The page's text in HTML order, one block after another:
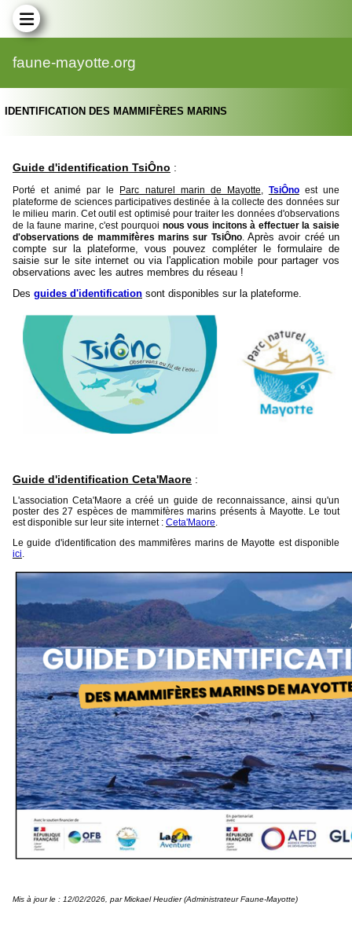
faune-mayotte.org
IDENTIFICATION DES MAMMIFÈRES MARINS
Guide d'identification TsiÔno :
Porté et animé par le Parc naturel marin de Mayotte TsiÔnoest une
plateforme de sciences participatives destinée à la collecte des données sur
le milieu marin. Cet outil est optimisé pour traiter les données d'observations
de la faune marine, c'est pourquoi nous vous incitons à effectuer la saisie
d'observations de mammifères marins sur TsiÔno.Après avoir créé un
compte sur la plateforme, vous pouvez compléter le formulaire de
saisie sur le site internet ou via l'application mobile pour partager vos
observations avec les autres membres du réseau !
Des guides d'identification sont disponibles sur la plateforme.
Guide d'identification Ceta'Maore :
L'association Ceta'Maore a créé un guide de reconnaissance, ainsi qu'un
poster des 27 espèces de mammifères marins présents à Mayotte. Le tout
est disponible sur leur site internet : Ceta'Maore
Le guide d'identification des mammifères marins de Mayotte est disponible
ici
Mis à jour le : 12/02/2026, par Mickael Heudier (AdministrateurFaune-Mayotte)